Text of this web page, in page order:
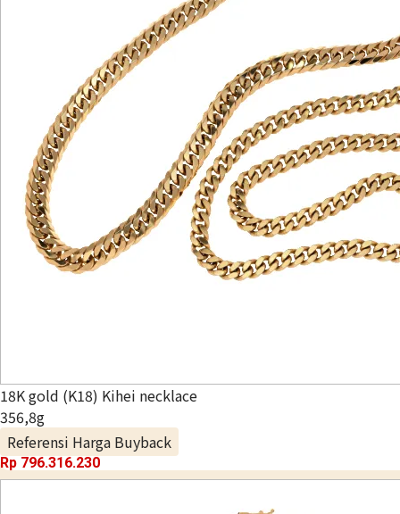
18K gold (K18) Kihei necklace
356,8g
Referensi Harga Buyback
Rp 796.316.230